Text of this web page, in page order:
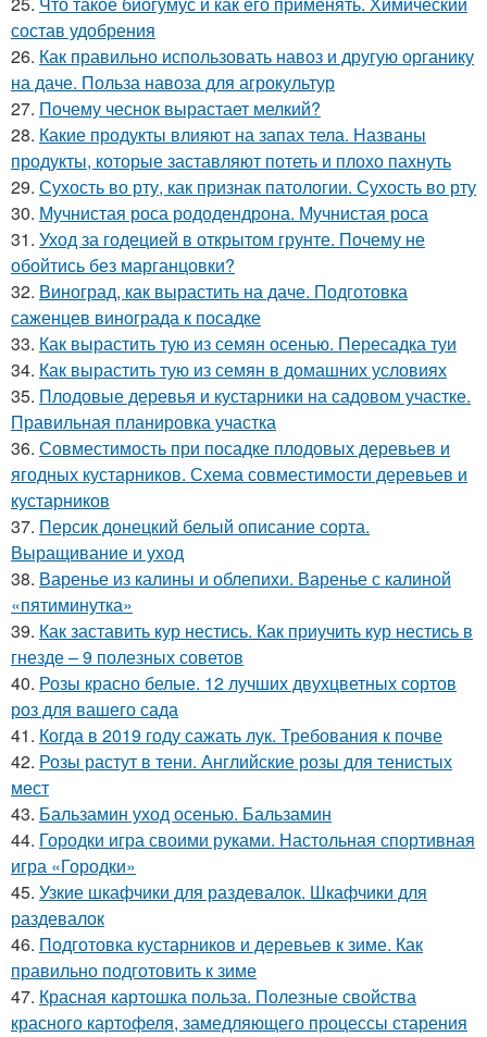
состав удобрения
26. Как правильно использовать навоз и другую органику
на даче. Польза навоза для агрокультур
27. Почему чеснок вырастает мелкий?
28. Какие продукты влияют на запах тела. Названы
продукты, которые заставляют потеть и плохо пахнуть
29. Сухость во рту, как признак патологии. Сухость во рту
30. Мучнистая роса рододендрона. Мучнистая роса
31. Уход за годецией в открытом грунте. Почему не
обойтись без марганцовки?
32. Виноград, как вырастить на даче. Подготовка
саженцев винограда к посадке
33. Как вырастить тую из семян осенью. Пересадка туи
34. Как вырастить тую из семян в домашних условиях
35. Плодовые деревья и кустарники на садовом участке.
Правильная планировка участка
36. Совместимость при посадке плодовых деревьев и
ягодных кустарников. Схема совместимости деревьев и
кустарников
37. Персик донецкий белый описание сорта.
Выращивание и уход
38. Варенье из калины и облепихи. Варенье с калиной
«пятиминутка»
39. Как заставить кур нестись. Как приучить кур нестись в
гнезде – 9 полезных советов
40. Розы красно белые. 12 лучших двухцветных сортов
роз для вашего сада
41. Когда в 2019 году сажать лук. Требования к почве
42. Розы растут в тени. Английские розы для тенистых
мест
43. Бальзамин уход осенью. Бальзамин
44. Городки игра своими руками. Настольная спортивная
игра «Городки»
45. Узкие шкафчики для раздевалок. Шкафчики для
раздевалок
46. Подготовка кустарников и деревьев к зиме. Как
правильно подготовить к зиме
47. Красная картошка польза. Полезные свойства
красного картофеля, замедляющего процессы старения